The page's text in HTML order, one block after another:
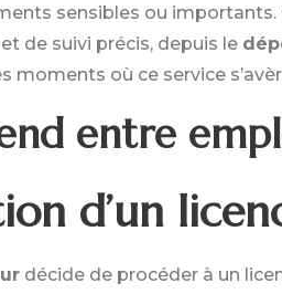
sensibles ou importants.
de suivi précis, depuis le
moments où ce service
entre
d’un
décide de procéder à un